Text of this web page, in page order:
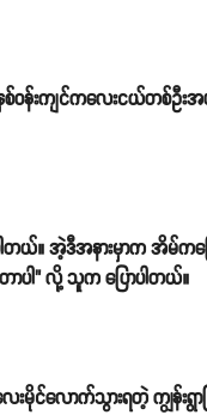
န်းကျင်ကလေးငယ်တစ်ဦးအ
တယ်။ အဲ့ဒီအနားမှာက အိမ်က
ာပါ" လို့ သူက ပြောပါတယ်။
င်လောက်သွားရတဲ့ ကျွန်းရွာဖ